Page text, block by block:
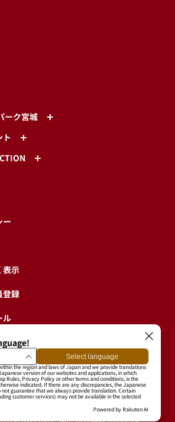
ーク宮城
ー
表示
登録
ル
ゴールデンイーグルス公式サイト